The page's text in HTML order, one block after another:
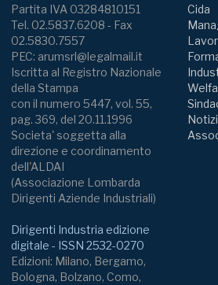
Partita IVA 03284810151
Tel. 02.5837.6208 - Fax
02.5830.7557
PEC: arumsrl@legalmail.it
Iscritta al Registro Nazionale
della Stampa
con il numero 5447, vol. 55,
pag. 369, del 20.11.1996
Societa' soggetta alla
direzione e coordinamento
dell'ALDAI
(Associazione Lombarda
Dirigenti Aziende Industriali)
Dirigenti Industria edizione
digitale - ISSN 2532-0270
Edizioni: Milano, Bergamo,
Bologna, Bolzano, Como,
Cida